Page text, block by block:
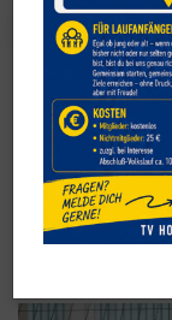
Volleyball
in der